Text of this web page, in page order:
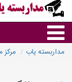
مداربسته یاب مرکز